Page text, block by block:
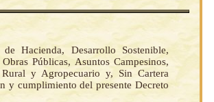
Hacienda, Desarrollo Sostenible,
Públicas, Asuntos Campesinos,
y Agropecuario y, Sin Cartera
y cumplimiento del presente Decreto